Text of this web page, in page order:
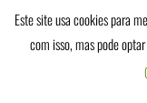
LIGAÇÃO EFETIVA À
LIMITES DA LIBERDADE DE
Este site usa cookies para
com isso, mas pode